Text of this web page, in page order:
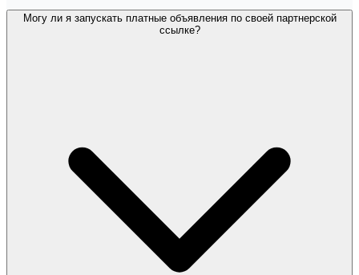
Могу ли я запускать платные объявления по своей партнерской
ссылке?